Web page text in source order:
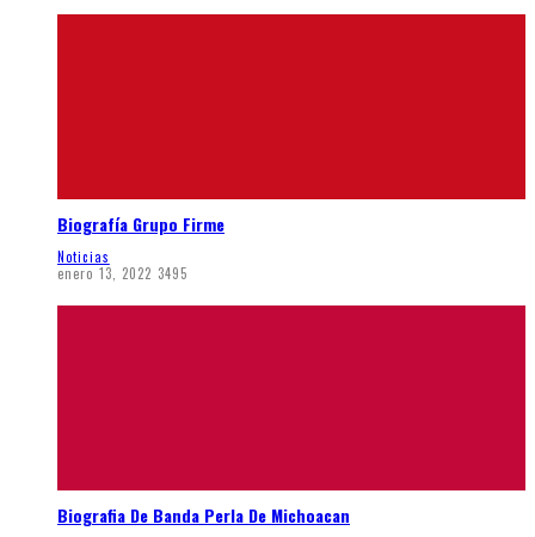
Biografía Grupo Firme
Noticias
enero 13, 2022 3495
Biografia De Banda Perla De Michoacan